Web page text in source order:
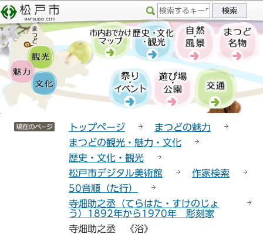
こ
の
ペ
ー
ジ
の
先
サ
イ
ト
メ
ニ
ュ
ー
このページの本文へ移動
サイトメニューここまで
トップページ
まつどの魅力
まつどの観光・魅力・文化
歴史・文化・観光
松戸市デジタル美術館
作家検索
50音順（た行）
寺畑助之丞（てらはた・すけのじょ
う）1892年から1970年 彫刻家
寺畑助之丞 《浴》